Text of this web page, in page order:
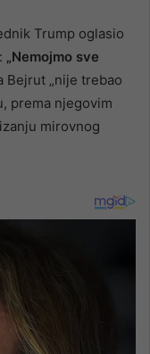
Trump oglasio
„Nemojmo sve
Bejrut „nije trebao
prema njegovim
mirovnog